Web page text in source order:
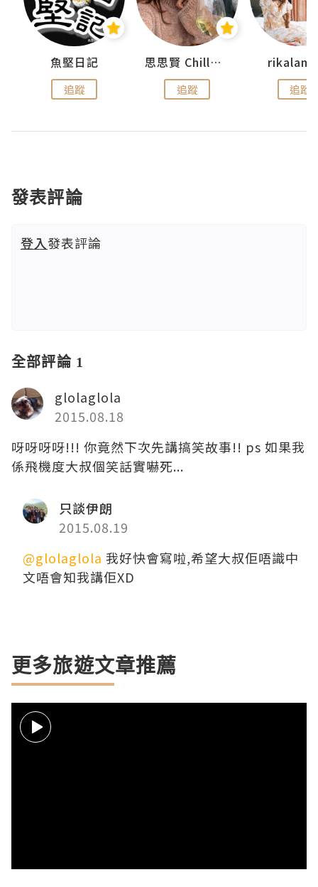
魚堅日記
追蹤
思思賢 ChillMyBabe
追蹤 追蹤
發表評論
登入發表評論
全部評論 1
glolaglola
2015.08.18
呀呀呀呀!!! 你竟然下次先講搞笑故事!! ps 如果我
係飛機度大叔個笑話實嚇死...
只談伊朗
2015.08.19
@glolaglola 我好快會寫啦,希望大叔佢唔識中
文唔會知我講佢XD
更多旅遊文章推薦